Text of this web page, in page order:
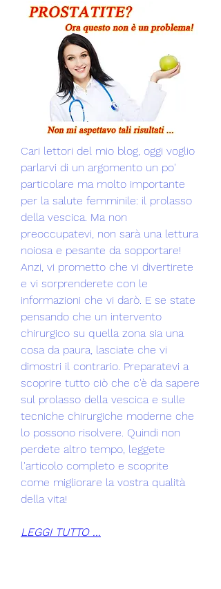
Cari lettori del mio blog, oggi voglio
parlarvi di un argomento un po'
particolare ma molto importante
per la salute femminile: il prolasso
della vescica. Ma non
preoccupatevi, non sarà una lettura
noiosa e pesante da sopportare!
Anzi, vi prometto che vi divertirete
e vi sorprenderete con le
informazioni che vi darò. E se state
pensando che un intervento
chirurgico su quella zona sia una
cosa da paura, lasciate che vi
dimostri il contrario. Preparatevi a
scoprire tutto ciò che c'è da sapere
sul prolasso della vescica e sulle
tecniche chirurgiche moderne che
lo possono risolvere. Quindi non
perdete altro tempo, leggete
l'articolo completo e scoprite
come migliorare la vostra qualità
della vita!
LEGGI TUTTO ...